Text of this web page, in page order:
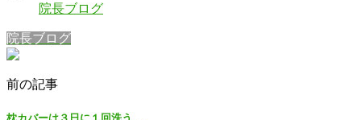
院長ブログ
院長ブログ
前の記事